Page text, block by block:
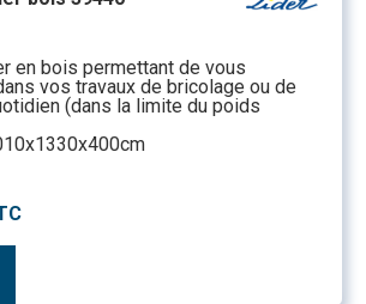
en bois permettant de vous
vos travaux de bricolage ou de
(dans la limite du poids